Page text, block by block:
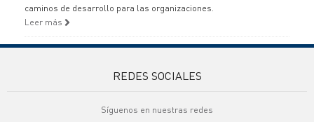
caminos de desarrollo para las organizaciones.
Leer más
REDES SOCIALES
Síguenos en nuestras redes